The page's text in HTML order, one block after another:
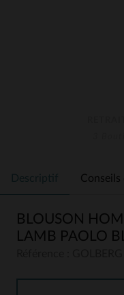
Descriptif
BLOUSON
LAMB PAOLO